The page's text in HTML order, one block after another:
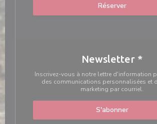
Réserver
Newsletter *
Inscrivez-vous à notre lettre d'information
des communications personnalisées et
marketing par courriel.
S'abonner